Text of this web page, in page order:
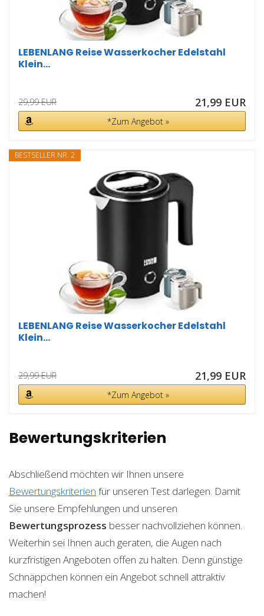
LEBENLANG Reise Wasserkocher Edelstahl
Klein...
29,99 EUR 21,99 EUR
*Zum Angebot »
BESTSELLER NR. 2
LEBENLANG Reise Wasserkocher Edelstahl
Klein...
29,99 EUR 21,99 EUR
*Zum Angebot »
Bewertungskriterien
Abschließend möchten wir Ihnen unsere
Bewertungskriterien für unseren Test darlegen. Damit
Sie unsere Empfehlungen und unseren
Bewertungsprozess besser nachvollziehen können.
Weiterhin sei Ihnen auch geraten, die Augen nach
kurzfristigen Angeboten offen zu halten. Denn günstige
Schnäppchen können ein Angebot schnell attraktiv
machen!